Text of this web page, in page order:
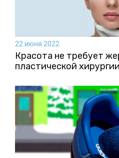
22 июня 2022
Красота не требует
пластической хирургии